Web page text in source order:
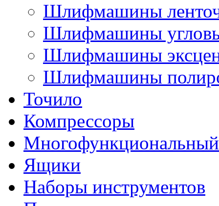
Шлифмашины
Шлифмашины
Шлифмашины
Шлифмашины
Точило
Компрессоры
Ящики
Наборы инструментов